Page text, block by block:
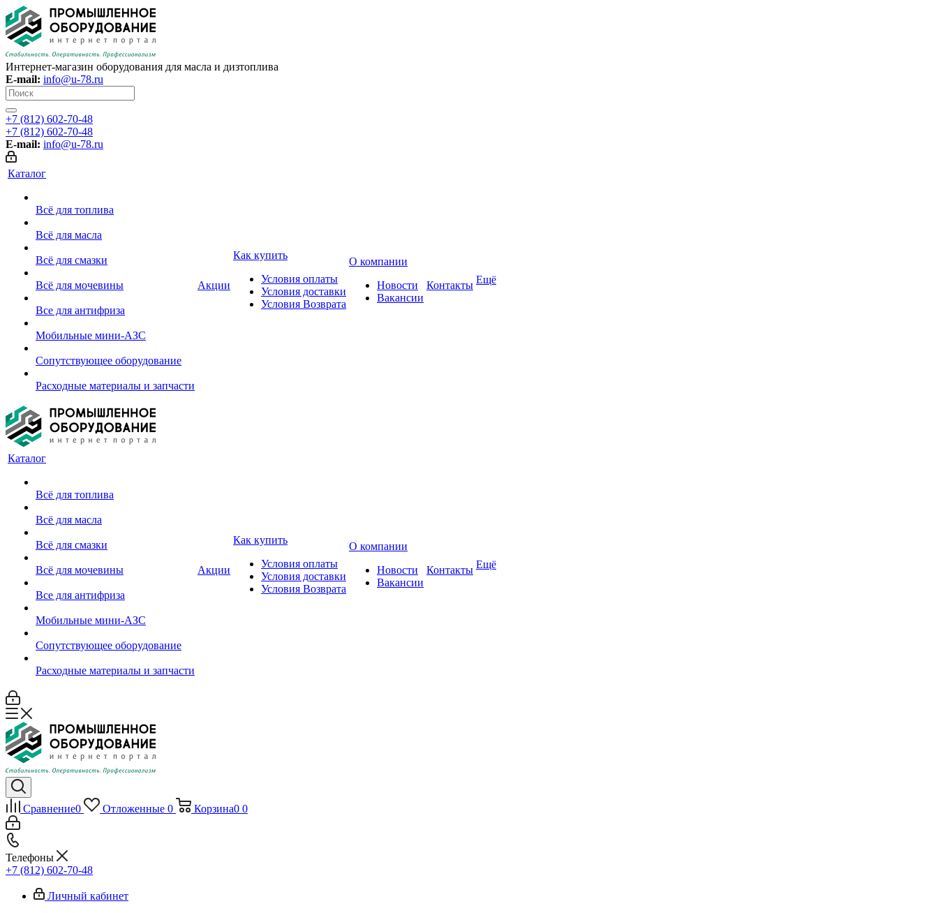
Интернет-магазин оборудования для масла и дизтоплива
E-mail: info@u-78.ru
+7 (812) 602-70-48
+7 (812) 602-70-48
E-mail: info@u-78.ru
Каталог
Всё для топлива
Всё для масла
Всё для смазки
Всё для мочевины
Все для антифриза
Мобильные мини-АЗС
Сопутствующее оборудование
Расходные материалы и запчасти
Акции
Как купить
Условия оплаты
Условия доставки
Условия Возврата
О компании
Новости
Вакансии
Контакты Ещё
Каталог
Всё для топлива
Всё для масла
Всё для смазки
Всё для мочевины
Все для антифриза
Мобильные мини-АЗС
Сопутствующее оборудование
Расходные материалы и запчасти
Акции
Как купить
Условия оплаты
Условия доставки
Условия Возврата
О компании
Новости
Вакансии
Контакты Ещё
Сравнение0 Отложенные 0 Корзина0 0
Телефоны
+7 (812) 602-70-48
Личный кабинет